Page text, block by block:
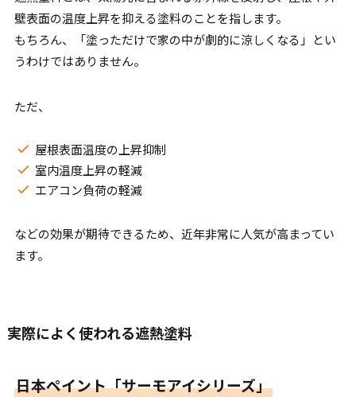
壁表面の温度上昇を抑える塗料のことを指します。
もちろん、「塗っただけで家の中が劇的に涼しくなる」とい
うわけではありません。
ただ、
屋根表面温度の上昇抑制
室内温度上昇の軽減
エアコン負荷の軽減
などの効果が期待できるため、近年非常に人気が高まってい
ます。
実際によく使われる遮熱塗料
日本ペイント「サーモアイシリーズ」